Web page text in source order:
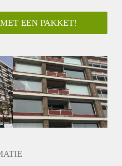
van de Eigenaar
van de Eigenaar
EEN PAKKET!